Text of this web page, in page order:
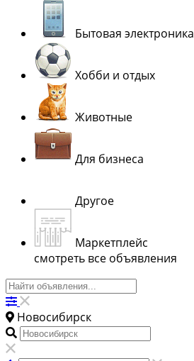
Бытовая электроника
Хобби и отдых
Животные
Для бизнеса
Другое
Маркетплейс
смотреть все объявления
Новосибирск